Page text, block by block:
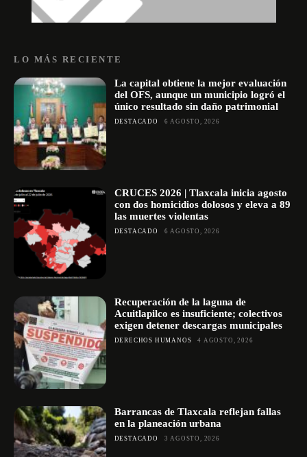
LO MÁS RECIENTE
La capital obtiene la mejor evaluación
del OFS, aunque un municipio logró el
único resultado sin daño patrimonial
DESTACADO 6 AGOSTO, 2026
CRUCES 2026 | Tlaxcala inicia agosto
con dos homicidios dolosos y eleva a 89
las muertes violentas
DESTACADO 6 AGOSTO, 2026
Recuperación de la laguna de
Acuitlapilco es insuficiente; colectivos
exigen detener descargas municipales
DERECHOS HUMANOS 4 AGOSTO, 2026
Barrancas de Tlaxcala reflejan fallas
en la planeación urbana
DESTACADO 3 AGOSTO, 2026